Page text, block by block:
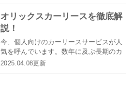
が、「どの業者が自分にとって最適なの
か？」と考えた時に迷ってしまう方も多
いのではないでしょうか？カーリースの
利用を考えている方のために、今回は選
ぶ際のポイントとともに人気のカーリー
ス業者をご紹介します。
オリックスカーリースを徹底解
説！
今、個人向けのカーリースサービスが人
気を呼んでいます。数年に及ぶ長期のカ
ーリースもあれば、1か月や数か月の短期
2025.04.08更新